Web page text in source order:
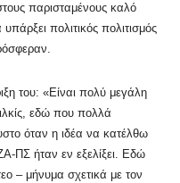
παρισταμένους καλό
πολιτικός πολιτισμός
του: «Είναι πολύ μεγάλη
εδώ που πολλά
όταν η ιδέα να κατέλθω
ΠΣ ήταν εν εξελίξει. Εδώ
– μήνυμα σχετικά με τον